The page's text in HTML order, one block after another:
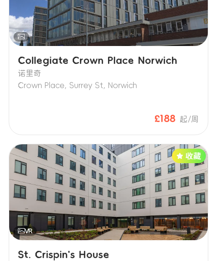
Collegiate Crown Place Norwich
诺里奇
Crown Place, Surrey St, Norwich
£188 起/周
St. Crispin's House